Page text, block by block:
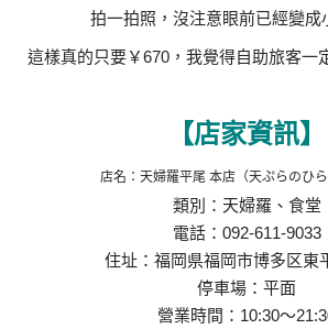
拍一拍照，沒注意眼前已經變成
這樣真的只要￥670，我覺得自助旅客一
【店家資訊】
店名：天婦羅平尾 本店（天ぷらのひ
類別：天婦羅、食堂
電話：092-611-9033
住址：福岡県福岡市博多区東
停車場：平面
營業時間：10:30～